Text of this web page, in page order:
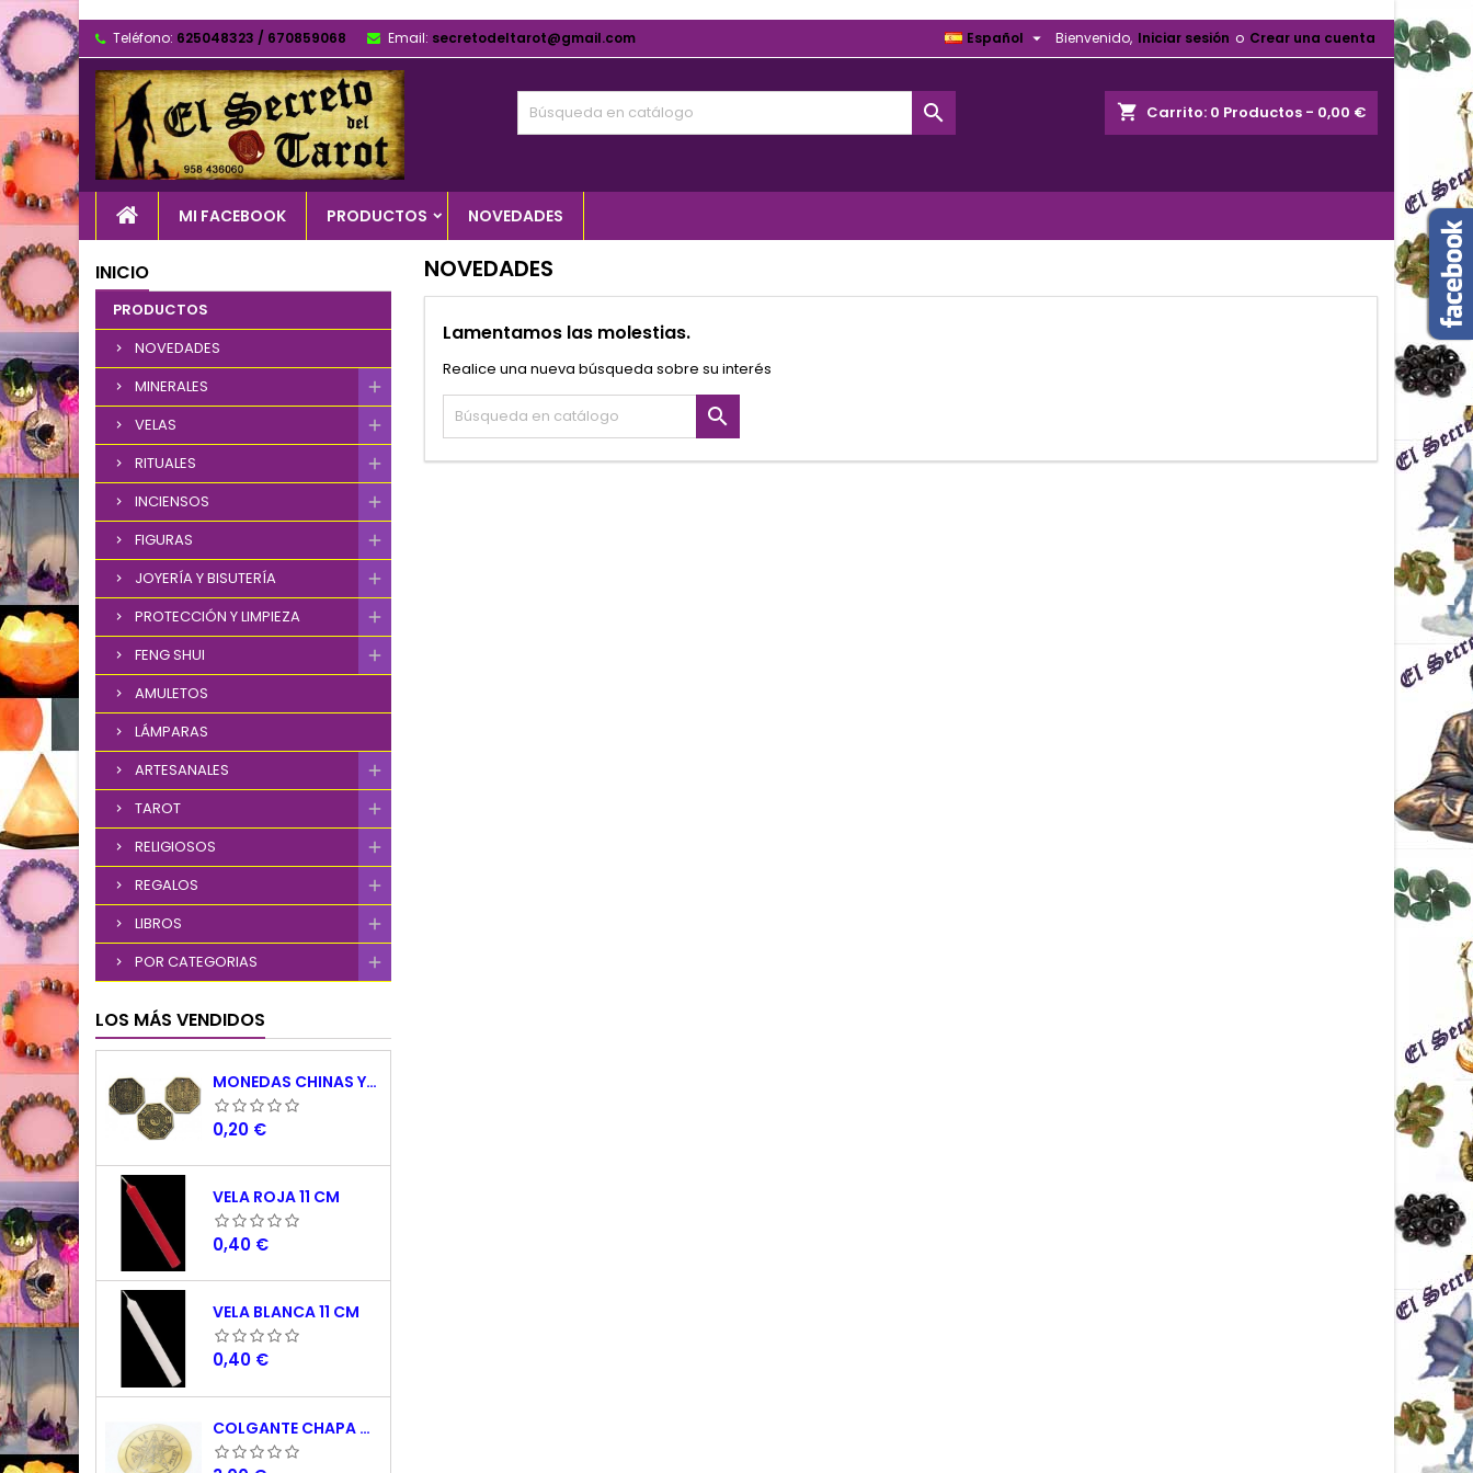
Teléfono: 625048323 / 670859068 Email: secretodeltarot@gmail.com Bienvenido, Iniciar sesión o Crear una cuenta
Español 
shopping_cart Carrito: 0 Productos - 0,00 €

MI FACEBOOK PRODUCTOS NOVEDADES
INICIO
PRODUCTOS
NOVEDADES
MINERALES
VELAS
RITUALES
INCIENSOS
FIGURAS
JOYERÍA Y BISUTERÍA
PROTECCIÓN Y LIMPIEZA
FENG SHUI
AMULETOS
LÁMPARAS
ARTESANALES
TAROT
RELIGIOSOS
REGALOS
LIBROS
POR CATEGORIAS
LOS MÁS VENDIDOS
MONEDAS CHINAS YING YANG
Precio
0,20 €
VELA ROJA 11 CM
Precio
0,40 €
VELA BLANCA 11 CM
Precio
0,40 €
COLGANTE CHAPA NACAR TETRAGRAMATON 5 CM
NOVEDADES
Lamentamos las molestias.
Realice una nueva búsqueda sobre su interés
